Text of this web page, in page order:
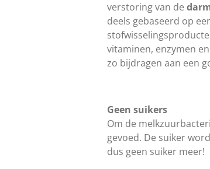
verstoring van de
deels gebaseerd op
vitaminen, enzymen
zo bijdragen aan een
Geen suikers
Om de
gevoed. De suiker
dus geen suiker meer!